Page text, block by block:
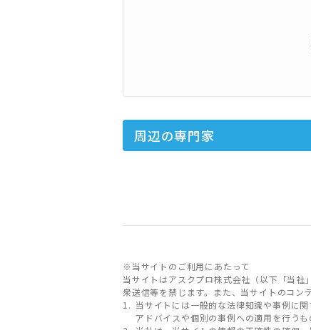
周辺の専門家
※当サイトのご利用にあたって
当サイトはアスクプロ株式会社（以下「当
衆送信等を禁じます。また、当サイトのコン
当サイトには一般的な法律知識や事例に
アドバイスや個別の事例への適用を行うも